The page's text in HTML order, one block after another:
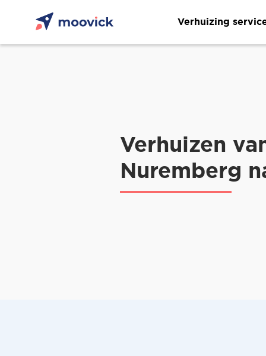
Verhuizing
Verhuizen
Nuremberg